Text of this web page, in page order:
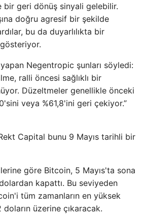
bir geri dönüş sinyali gelebilir.
doğru agresif bir şekilde
bu da duyarlılıkta bir
Negentropic şunları söyledi:
ralli öncesi sağlıklı bir
Düzeltmeler genellikle önceki
veya %61,8'ini geri çekiyor.”
Capital bunu 9 Mayıs tarihli bir
göre Bitcoin, 5 Mayıs'ta sona
kapattı. Bu seviyeden
tüm zamanların en yüksek
üzerine çıkaracak.